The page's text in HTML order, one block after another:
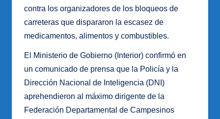
contra los organizadores de los bloqueos de
carreteras que dispararon la escasez de
medicamentos, alimentos y combustibles.
El Ministerio de Gobierno (Interior) confirmó en
un comunicado de prensa que la Policía y la
Dirección Nacional de Inteligencia (DNI)
aprehendieron al máximo dirigente de la
Federación Departamental de Campesinos